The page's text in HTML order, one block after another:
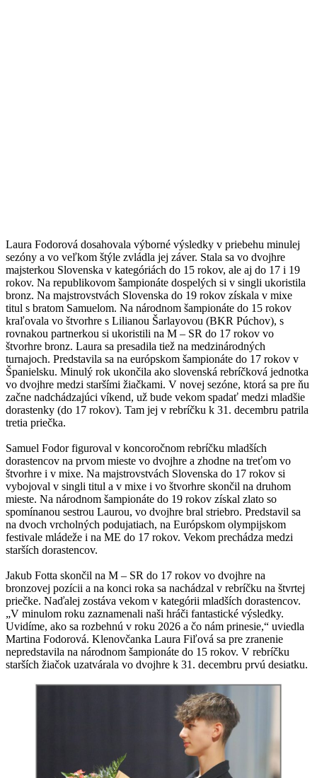
Laura Fodorová dosahovala výborné výsledky v priebehu minulej
sezóny a vo veľkom štýle zvládla jej záver. Stala sa vo dvojhre
majsterkou Slovenska v kategóriách do 15 rokov, ale aj do 17 i 19
rokov. Na republikovom šampionáte dospelých si v singli ukoristila
bronz. Na majstrovstvách Slovenska do 19 rokov získala v mixe
titul s bratom Samuelom. Na národnom šampionáte do 15 rokov
kraľovala vo štvorhre s Lilianou Šarlayovou (BKR Púchov), s
rovnakou partnerkou si ukoristili na M – SR do 17 rokov vo
štvorhre bronz. Laura sa presadila tiež na medzinárodných
turnajoch. Predstavila sa na európskom šampionáte do 17 rokov v
Španielsku. Minulý rok ukončila ako slovenská rebríčková jednotka
vo dvojhre medzi staršími žiačkami. V novej sezóne, ktorá sa pre ňu
začne nadchádzajúci víkend, už bude vekom spadať medzi mladšie
dorastenky (do 17 rokov). Tam jej v rebríčku k 31. decembru patrila
tretia priečka.
Samuel Fodor figuroval v koncoročnom rebríčku mladších
dorastencov na prvom mieste vo dvojhre a zhodne na treťom vo
štvorhre i v mixe. Na majstrovstvách Slovenska do 17 rokov si
vybojoval v singli titul a v mixe i vo štvorhre skončil na druhom
mieste. Na národnom šampionáte do 19 rokov získal zlato so
spomínanou sestrou Laurou, vo dvojhre bral striebro. Predstavil sa
na dvoch vrcholných podujatiach, na Európskom olympijskom
festivale mládeže i na ME do 17 rokov. Vekom prechádza medzi
starších dorastencov.
Jakub Fotta skončil na M – SR do 17 rokov vo dvojhre na
bronzovej pozícii a na konci roka sa nachádzal v rebríčku na štvrtej
priečke. Naďalej zostáva vekom v kategórii mladších dorastencov.
„V minulom roku zaznamenali naši hráči fantastické výsledky.
Uvidíme, ako sa rozbehnú v roku 2026 a čo nám prinesie,“ uviedla
Martina Fodorová. Klenovčanka Laura Fiľová sa pre zranenie
nepredstavila na národnom šampionáte do 15 rokov. V rebríčku
starších žiačok uzatvárala vo dvojhre k 31. decembru prvú desiatku.